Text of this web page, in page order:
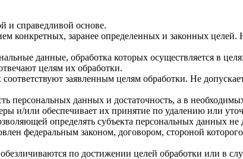
и справедливой основе.
конкретных, заранее определенных и законных целей.
данные, обработка которых осуществляется в
целям их обработки.
заявленным целям обработки. Не
персональных данных и достаточность, а в
и/или обеспечивает их принятие по удалению или
определять субъекта персональных данных
федеральным законом, договором, стороной
по достижении целей обработки или в